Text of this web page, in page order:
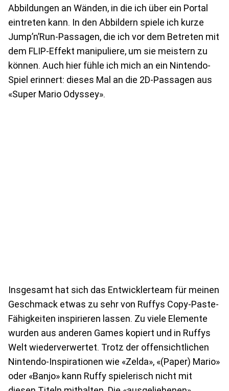
Abbildungen an Wänden, in die ich über ein Portal
eintreten kann. In den Abbildern spiele ich kurze
Jump’n’Run-Passagen, die ich vor dem Betreten mit
dem FLIP-Effekt manipuliere, um sie meistern zu
können. Auch hier fühle ich mich an ein Nintendo-
Spiel erinnert: dieses Mal an die 2D-Passagen aus
«Super Mario Odyssey».
Insgesamt hat sich das Entwicklerteam für meinen
Geschmack etwas zu sehr von Ruffys Copy-Paste-
Fähigkeiten inspirieren lassen. Zu viele Elemente
wurden aus anderen Games kopiert und in Ruffys
Welt wiederverwertet. Trotz der offensichtlichen
Nintendo-Inspirationen wie «Zelda», «(Paper) Mario»
oder «Banjo» kann Ruffy spielerisch nicht mit